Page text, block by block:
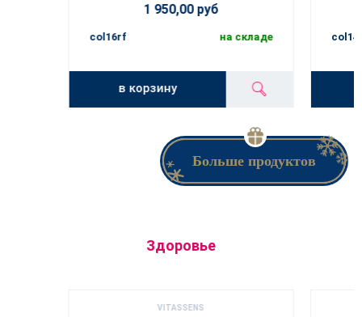
1 950,00 руб
col16rf на складе
в корзину
col14
Больше продуктов
Здоровье
VITASSENS